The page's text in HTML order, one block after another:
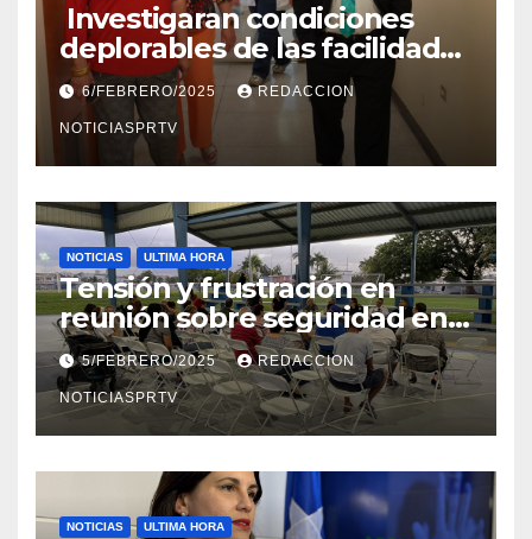
Investigaran condiciones
deplorables de las facilidades
el Departamento de la Salud
en Mayagüez
6/FEBRERO/2025 REDACCION
NOTICIASPRTV
NOTICIAS ULTIMA HORA
Tensión y frustración en
reunión sobre seguridad en
Reparto Metropolitano
5/FEBRERO/2025 REDACCION
NOTICIASPRTV
NOTICIAS ULTIMA HORA